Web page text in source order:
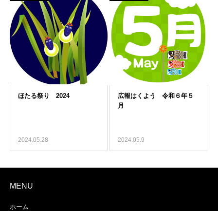
2024.05.28 2024.05.9
MENU
ホーム